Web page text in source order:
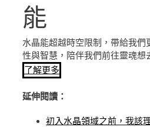
能
水晶能超越時空限制，帶給我們
性與智慧，陪伴我們前往靈魂想
了解更多
延伸閱讀：
初入水晶領域之前，我該